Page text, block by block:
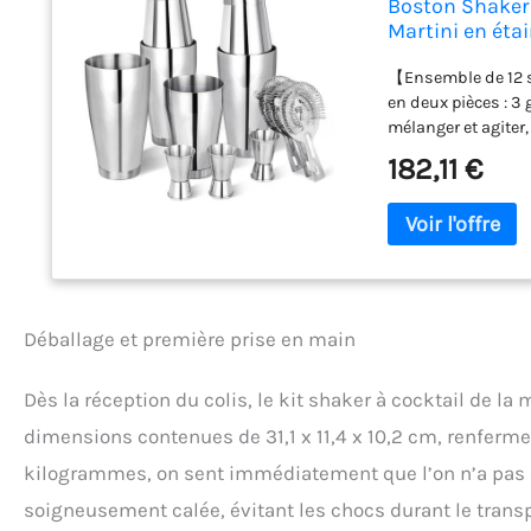
Boston
Martini en
【Ensemble de
en deux pièces :
mélanger et
offrir en cadeau,
idéal pour les
famille ? Notre
créer les
les mauvais
neuf après des
rugueuses, et
au lave-vaisselle
de cocktails. Cet
faire des
ensemble de
182,11 €
Déballage et première prise en main
Dès la réception du colis, le kit shaker à cocktail de la
dimensions contenues de 31,1 x 11,4 x 10,2 cm,
kilogrammes, on sent immédiatement que l’on n’a
soigneusement calée, évitant les chocs durant le